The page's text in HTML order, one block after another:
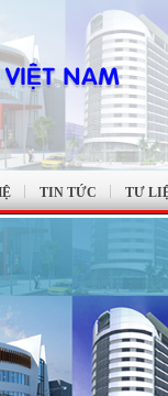
TIN TỨC TƯ